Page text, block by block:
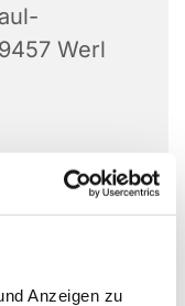
Anzeigen zu
Werl